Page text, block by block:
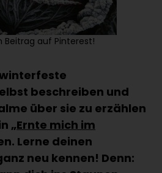
Beitrag auf Pinterest!
beschreiben und
über sie zu erzählen
„Ernte mich im
Lerne deinen
neu kennen! Denn: